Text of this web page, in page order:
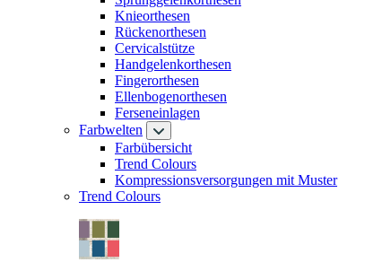
Knieorthesen
Rückenorthesen
Cervicalstütze
Handgelenkorthesen
Fingerorthesen
Ellenbogenorthesen
Ferseneinlagen
Farbwelten
Farbübersicht
Trend Colours
Kompressionsversorgungen mit Muster
Trend Colours